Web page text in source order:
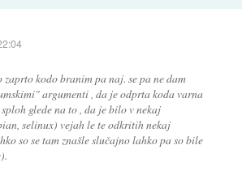
kodo branim pa naj. se pa ne dam
argumenti , da je odprta koda varna
glede na to , da je bilo v nekaj
selinux) vejah le te odkritih nekaj
so se tam znašle slučajno lahko pa so bile